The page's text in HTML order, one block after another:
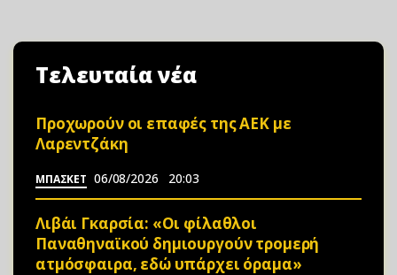
Τελευταία νέα
Προχωρούν οι επαφές της ΑΕΚ με
Λαρεντζάκη
ΜΠΑΣΚΕΤ 06/08/2026 20:03
Λιβάι Γκαρσία: «Οι φίλαθλοι
Παναθηναϊκού δημιουργούν τρομερή
ατμόσφαιρα, εδώ υπάρχει όραμα»